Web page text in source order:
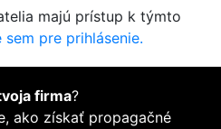
majú prístup k týmto
sem pre prihlásenie.
firma?
ako získať propagačné